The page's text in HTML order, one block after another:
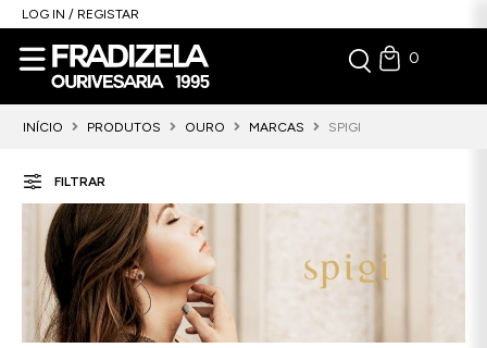
LOG IN / REGISTAR
0
INÍCIO PRODUTOS OURO MARCAS SPIGI
FILTRAR